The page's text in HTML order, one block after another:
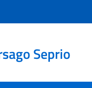
Seprio